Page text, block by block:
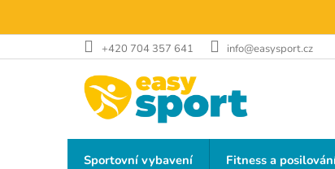
obsah
+420 704 357 641 info@easysport.cz
Sportovní vybavení Fitness a